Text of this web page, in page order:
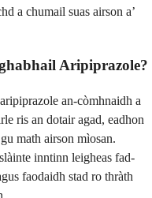
a chumail suas airson a’
Aripiprazole?
an-còmhnaidh a
ris an dotair agad, eadhon
math airson mìosan.
inntinn leigheas fad-
faodaidh stad ro thràth